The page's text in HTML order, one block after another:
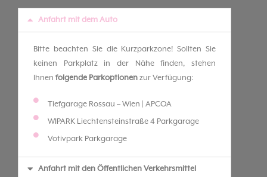
Anfahrt mit dem Auto
Bitte beachten Sie die Kurzparkzone! Sollten Sie
keinen Parkplatz in der Nähe finden, stehen
Ihnen folgende Parkoptionen zur Verfügung:
Tiefgarage Rossau – Wien | APCOA
WIPARK Liechtensteinstraße 4 Parkgarage
Votivpark Parkgarage
Anfahrt mit den Öffentlichen Verkehrsmittel